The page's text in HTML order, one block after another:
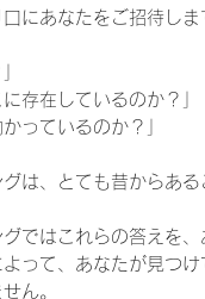
にあなたをご招待しま
に存在しているのか？」
っているのか？」
グは、とても昔からあ
グではこれらの答えを
よって、あなたが見つ
ん。